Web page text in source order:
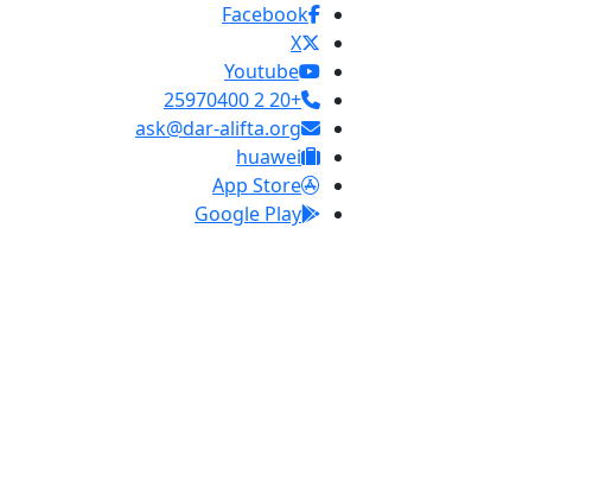
Facebook
X
Youtube
+20 2 25970400
ask@dar-alifta.org
huawei
App Store
Google Play